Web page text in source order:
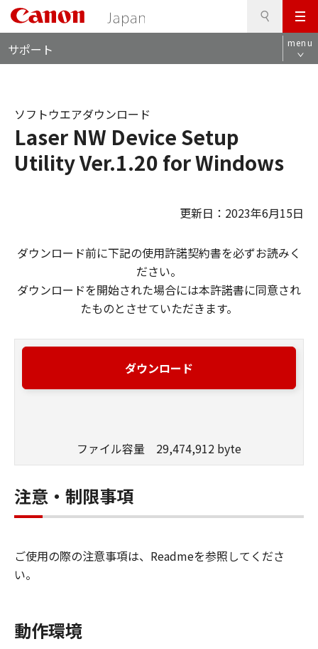
メ
ニ
ュ
サポート menu
Laser NW Device Setup
Utility Ver.1.20 for Windows
ソフトウエアダウンロード
更新日：2023年6月15日
ダウンロード前に下記の使用許諾契約書を必ずお読みく
ださい。
ダウンロードを開始された場合には本許諾書に同意され
たものとさせていただきます。
ダウンロード
ファイル容量 29,474,912 byte
注意・制限事項
ご使用の際の注意事項は、Readmeを参照してくださ
い。
動作環境